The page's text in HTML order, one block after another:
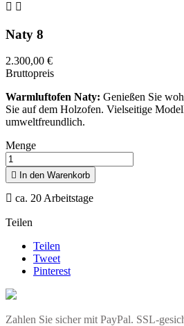
 
Naty 8
2.300,00 €
Bruttopreis
Warmluftofen Naty: Genießen Sie
Sie auf dem Holzofen. Vielseitige
umweltfreundlich.
Menge
 In den Warenkorb
 ca. 20 Arbeitstage
Teilen
Teilen
Tweet
Pinterest
Zahlen Sie sicher mit PayPal. SSL-